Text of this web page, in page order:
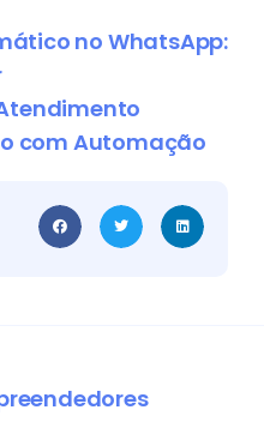
no WhatsApp:
com Automação